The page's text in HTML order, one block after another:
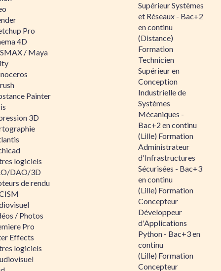
Pro
4D
/ Maya
Painter
3D
logiciels
DAO/3D
de rendu
/ Photos
Pro
Effects
logiciels
Supérieur Systèmes
et Réseaux - Bac+2
en continu
(Distance)
Formation
Technicien
Supérieur en
Conception
Industrielle de
Systèmes
Mécaniques -
Bac+2 en continu
(Lille) Formation
Administrateur
d'Infrastructures
Sécurisées - Bac+3
en continu
(Lille) Formation
Concepteur
Développeur
d'Applications
Python - Bac+3 en
continu
(Lille) Formation
Concepteur